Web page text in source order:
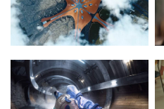
机场品牌宣传片
点击查看》